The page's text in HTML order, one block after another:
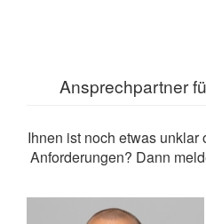
Ansprechpartner
Ihnen ist noch etwas
Anforderungen? Dann